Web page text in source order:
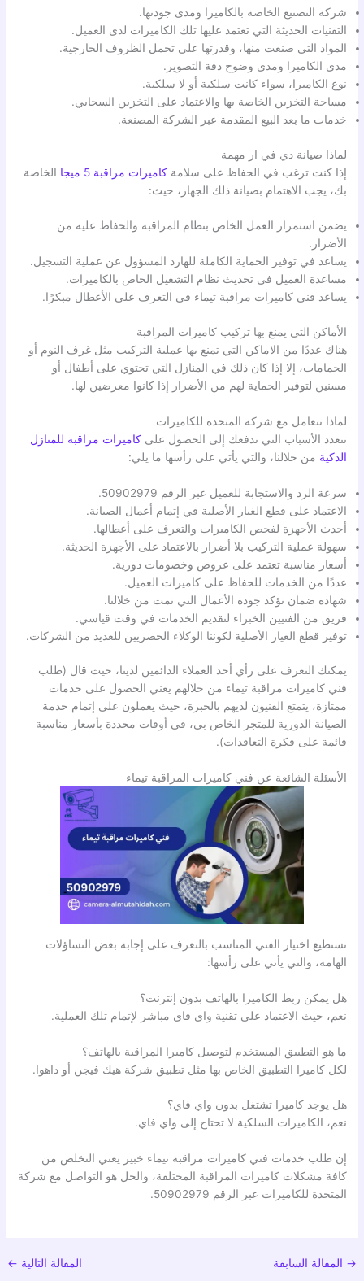
شركة التصنيع الخاصة بالكاميرا ومدى جودتها.
التقنيات الحديثة التي تعتمد عليها تلك الكاميرات لدى العميل.
المواد التي صنعت منها، وقدرتها على تحمل الظروف الخارجية.
مدى الكاميرا ومدى وضوح دقة التصوير.
نوع الكاميرا، سواء كانت سلكية أو لا سلكية.
مساحة التخزين الخاصة بها والاعتماد على التخزين السحابي.
خدمات ما بعد البيع المقدمة عبر الشركة المصنعة.
لماذا صيانة دي في ار مهمة
إذا كنت ترغب في الحفاظ على سلامةكاميرات مراقبة 5 ميجا
الخاصة
بك، يجب الاهتمام بصيانة ذلك الجهاز، حيث:
يضمن استمرار العمل الخاص بنظام المراقبة والحفاظ عليه من
الأضرار.
يساعد في توفير الحماية الكاملة للهارد المسؤول عن عملية التسجيل.
مساعدة العميل في تحديث نظام التشغيل الخاص بالكاميرات.
يساعد فني كاميرات مراقبة تيماء في التعرف على الأعطال مبكرًا.
الأماكن التي يمنع بها تركيب كاميرات المراقبة
هناك عددًا من الاماكن التي تمنع بها عملية التركيب مثل غرف النوم أو
الحمامات، إلا إذا كان ذلك في المنازل التي تحتوي على أطفال أو
مسنين لتوفير الحماية لهم من الأضرار إذا كانوا معرضين لها.
لماذا تتعامل مع شركة المتحدة للكاميرات
تتعدد الأسباب التي تدفعك إلى الحصول علىكاميرات مراقبة للمنازل
الذكية من خلالنا، والتي يأتي على رأسها ما يلي:
سرعة الرد والاستجابة للعميل عبر الرقم 50902979.
الاعتماد على قطع الغيار الأصلية في إتمام أعمال الصيانة.
أحدث الأجهزة لفحص الكاميرات والتعرف على أعطالها.
سهولة عملية التركيب بلا أضرار بالاعتماد على الأجهزة الحديثة.
أسعار مناسبة تعتمد على عروض وخصومات دورية.
عددًا من الخدمات للحفاظ على كاميرات العميل.
شهادة ضمان تؤكد جودة الأعمال التي تمت من خلالنا.
فريق من الفنيين الخبراء لتقديم الخدمات في وقت قياسي.
توفير قطع الغيار الأصلية لكوننا الوكلاء الحصريين للعديد من الشركات.
يمكنك التعرف على رأي أحد العملاء الدائمين لدينا، حيث قال (طلب
فني كاميرات مراقبة تيماء من خلالهم يعني الحصول على خدمات
ممتازة، يتمتع الفنيون لديهم بالخبرة، حيث يعملون على إتمام خدمة
الصيانة الدورية للمتجر الخاص بي، في أوقات محددة بأسعار مناسبة
قائمة على فكرة التعاقدات).
الأسئلة الشائعة عن فني كاميرات المراقبة تيماء
تستطيع اختيار الفني المناسب بالتعرف على إجابة بعض التساؤلات
الهامة، والتي يأتي على رأسها:
هل يمكن ربط الكاميرا بالهاتف بدون إنترنت؟
نعم، حيث الاعتماد على تقنية واي فاي مباشر لإتمام تلك العملية.
ما هو التطبيق المستخدم لتوصيل كاميرا المراقبة بالهاتف؟
لكل كاميرا التطبيق الخاص بها مثل تطبيق شركة هيك فيجن أو داهوا.
هل يوجد كاميرا تشتغل بدون واي فاي؟
نعم، الكاميرات السلكية لا تحتاج إلى واي فاي.
إن طلب خدمات فني كاميرات مراقبة تيماء خبير يعني التخلص من
كافة مشكلات كاميرات المراقبة المختلفة، والحل هو التواصل مع شركة
المتحدة للكاميرات عبر الرقم 50902979.
→ المقالة السابقة المقالة التالية ←